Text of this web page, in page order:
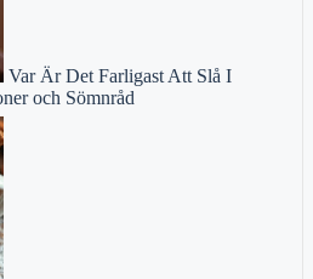
Var Är Det Farligast Att Slå I
och Sömnråd